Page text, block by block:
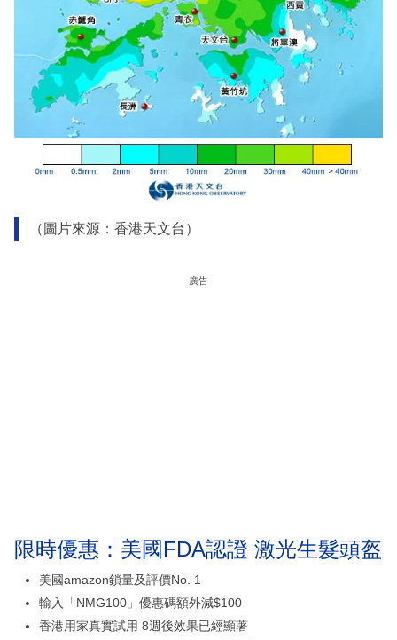
（圖片來源：香港天文台）
廣告
限時優惠：美國FDA認證 激光生髮頭盔
美國amazon鎖量及評價No. 1
輸入「NMG100」優惠碼額外減$100
香港用家真實試用 8週後效果已經顯著